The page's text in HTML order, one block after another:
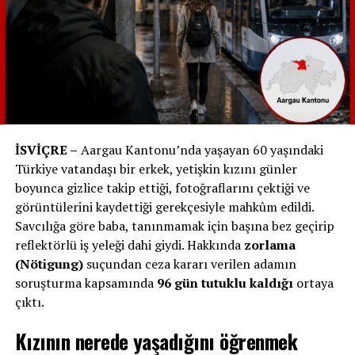
Göç İdaresi Sekreteryası’ndan Bilgiler
İsviçre Göç İdaresi Sekreteryası’nın belirttiğine göre,
İsviçre vatandaşlığı, ancak ciddi durumlarda, örneğin
mahkum bir savaş suçlusu veya terörist durumunda, geri
alınabilir.
İsviçre’de, çift vatandaşlık sahibi bireylerin İsviçre
vatandaşlığının geri alınma prosedürü yalnızca belirli
koşullar altında uygulanabilir. İsviçre Göç ve Vatandaşlık
İşleri Genel Sekreterliği’nin resmi web sitesinde yer alan
bilgiler, bu prosedürün uygulanabilmesi için ilgili kişinin
davranışlarının İsviçre’nin çıkarlarına veya itibarına
„ciddi derecede zararlı“ olması gerektiğini belirtiyor.
Vatandaşlığın çekilmesi, sadece olağanüstü durumlarda
suçlarına karışmış veya terörle suçlanmışsa, vatandaşlık
İSVİÇRE – Aargau Kantonu’nda yaşayan 60 yaşındaki
Türkiye vatandaşı bir erkek, yetişkin kızını günler
boyunca gizlice takip ettiği, fotoğraflarını çektiği ve
görüntülerini kaydettiği gerekçesiyle mahkûm edildi.
Savcılığa göre baba, tanınmamak için başına bez geçirip
reflektörlü iş yeleği dahi giydi. Hakkında zorlama
(Nötigung)suçundan ceza kararı verilen adamın
soruşturma kapsamında 96 gün tutuklu kaldığıortaya
çıktı.
Kızının nerede yaşadığını öğrenmek